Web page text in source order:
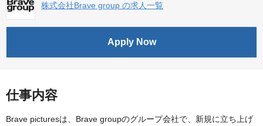
株式会社Brave group の求人一覧
Apply Now
仕事内容
Brave picturesは、Brave groupのグループ会社で、新規に立ち上げ